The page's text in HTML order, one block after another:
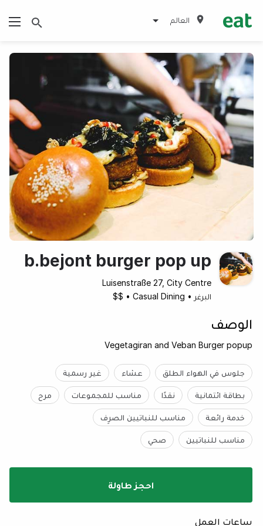
العالم
b.bejont burger pop up
Luisenstraße 27, City Centre
البرغر •
Casual Dining
•
$$
الوصف
Vegetagiran and Veban Burger popup
جلوس في الهواء الطلق عشاء غير رسمية
بطاقة ائتمانية نقدًا مناسب للمجموعات مرح
خدمة رائعة مناسب للنباتيين الصرِف
مناسب للنباتيين صحي
احجز طاولة
ساعات العمل